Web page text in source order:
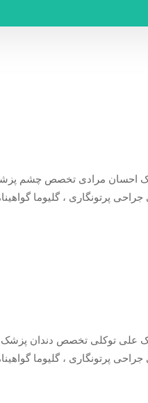
پرتونگاری ، گلیوما
پرتونگاری ، گلیوما